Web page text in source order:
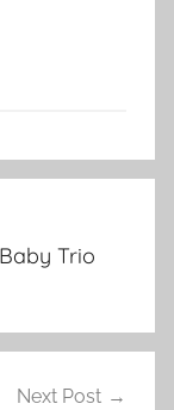
Trio
Next Post